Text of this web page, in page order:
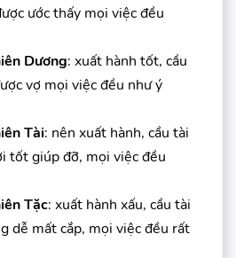
ước thấy mọi việc đều
Dương: xuất hành tốt, cầu
vợ mọi việc đều như ý
Tài: nên xuất hành, cầu tài
tốt giúp đỡ, mọi việc đều
Tặc: xuất hành xấu, cầu tài
dễ mất cắp, mọi việc đều rất